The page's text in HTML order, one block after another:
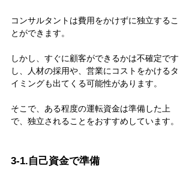
コンサルタントは費用をかけずに独立するこ
とができます。
しかし、すぐに顧客ができるかは不確定です
し、人材の採用や、営業にコストをかけるタ
イミングも出てくる可能性があります。
そこで、ある程度の運転資金は準備した上
で、独立されることをおすすめしています。
3-1.自己資金で準備